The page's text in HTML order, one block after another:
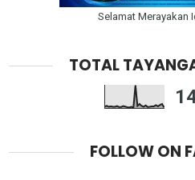
Selamat Merayakan
TOTAL
FOLLOW ON